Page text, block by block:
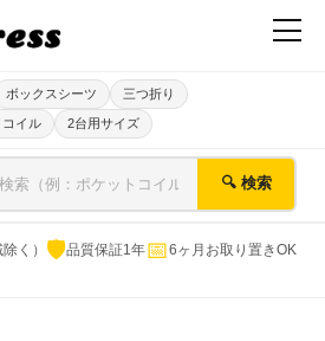
ボックスシーツ 三つ折り
コイル 2台用サイズ
🔍 検索
く） 🛡品質保証1年📅6ヶ月お取り置きOK